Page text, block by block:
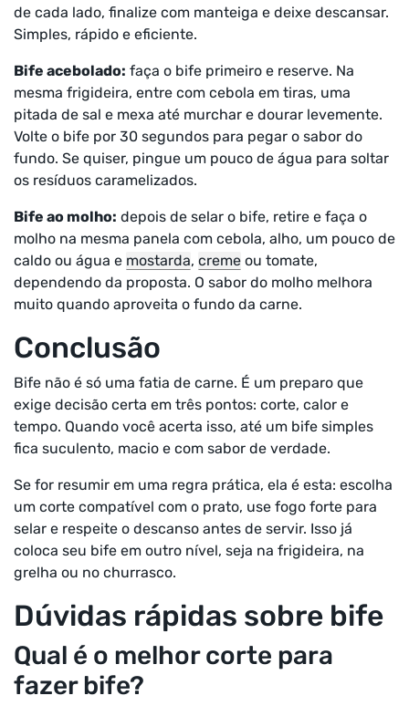
de cada lado, finalize com manteiga e deixe descansar.
Simples, rápido e eficiente.
Bife acebolado: faça o bife primeiro e reserve. Na
mesma frigideira, entre com cebola em tiras, uma
pitada de sal e mexa até murchar e dourar levemente.
Volte o bife por 30 segundos para pegar o sabor do
fundo. Se quiser, pingue um pouco de água para soltar
os resíduos caramelizados.
Bife ao molho: depois de selar o bife, retire e faça o
molho na mesma panela com cebola, alho, um pouco de
caldo ou água e mostarda, creme ou tomate,
dependendo da proposta. O sabor do molho melhora
muito quando aproveita o fundo da carne.
Conclusão
Bife não é só uma fatia de carne. É um preparo que
exige decisão certa em três pontos: corte, calor e
tempo. Quando você acerta isso, até um bife simples
fica suculento, macio e com sabor de verdade.
Se for resumir em uma regra prática, ela é esta: escolha
um corte compatível com o prato, use fogo forte para
selar e respeite o descanso antes de servir. Isso já
coloca seu bife em outro nível, seja na frigideira, na
grelha ou no churrasco.
Dúvidas rápidas sobre bife
Qual é o melhor corte para
fazer bife?